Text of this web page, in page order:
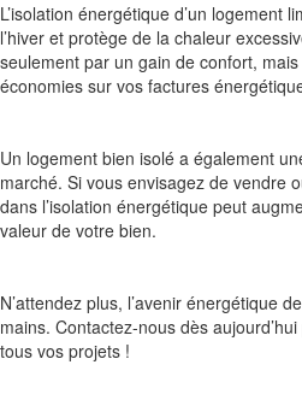
L’isolation énergétique d’un logement
l’hiver et protège de la chaleur
seulement par un gain de confort,
économies sur vos factures
Un logement bien isolé a également
marché. Si vous envisagez de vendre
dans l’isolation énergétique peut
valeur de votre bien.
N’attendez plus, l’avenir énergétique
mains. Contactez-nous dès
tous vos projets !